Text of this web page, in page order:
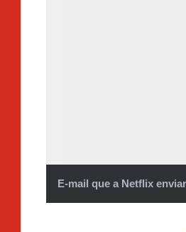
E-mail que a Netflix